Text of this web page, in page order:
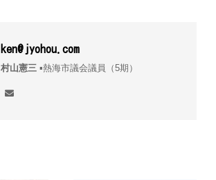
ken@jyohou.com
村山憲三▪︎熱海市議会議員（5期）